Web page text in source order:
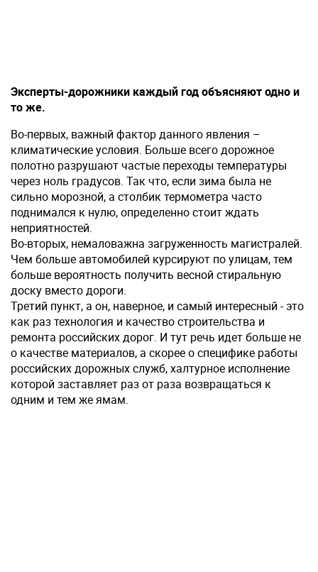
Эксперты-дорожники каждый год объясняют одно и
то же.
Во-первых, важный фактор данного явления –
климатические условия. Больше всего дорожное
полотно разрушают частые переходы температуры
через ноль градусов. Так что, если зима была не
сильно морозной, а столбик термометра часто
поднимался к нулю, определенно стоит ждать
неприятностей.
Во-вторых, немаловажна загруженность магистралей.
Чем больше автомобилей курсируют по улицам, тем
больше вероятность получить весной стиральную
доску вместо дороги.
Третий пункт, а он, наверное, и самый интересный - это
как раз технология и качество строительства и
ремонта российских дорог. И тут речь идет больше не
о качестве материалов, а скорее о специфике работы
российских дорожных служб, халтурное исполнение
которой заставляет раз от раза возвращаться к
одним и тем же ямам.